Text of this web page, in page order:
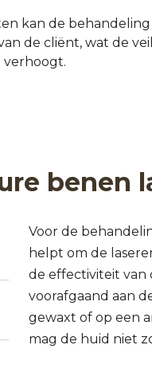
kan de
de cliënt, wat de
verhoogt.
benen
Voor de
helpt om de
de effectiviteit van
voorafgaand aan
gewaxt of op een
mag de huid niet